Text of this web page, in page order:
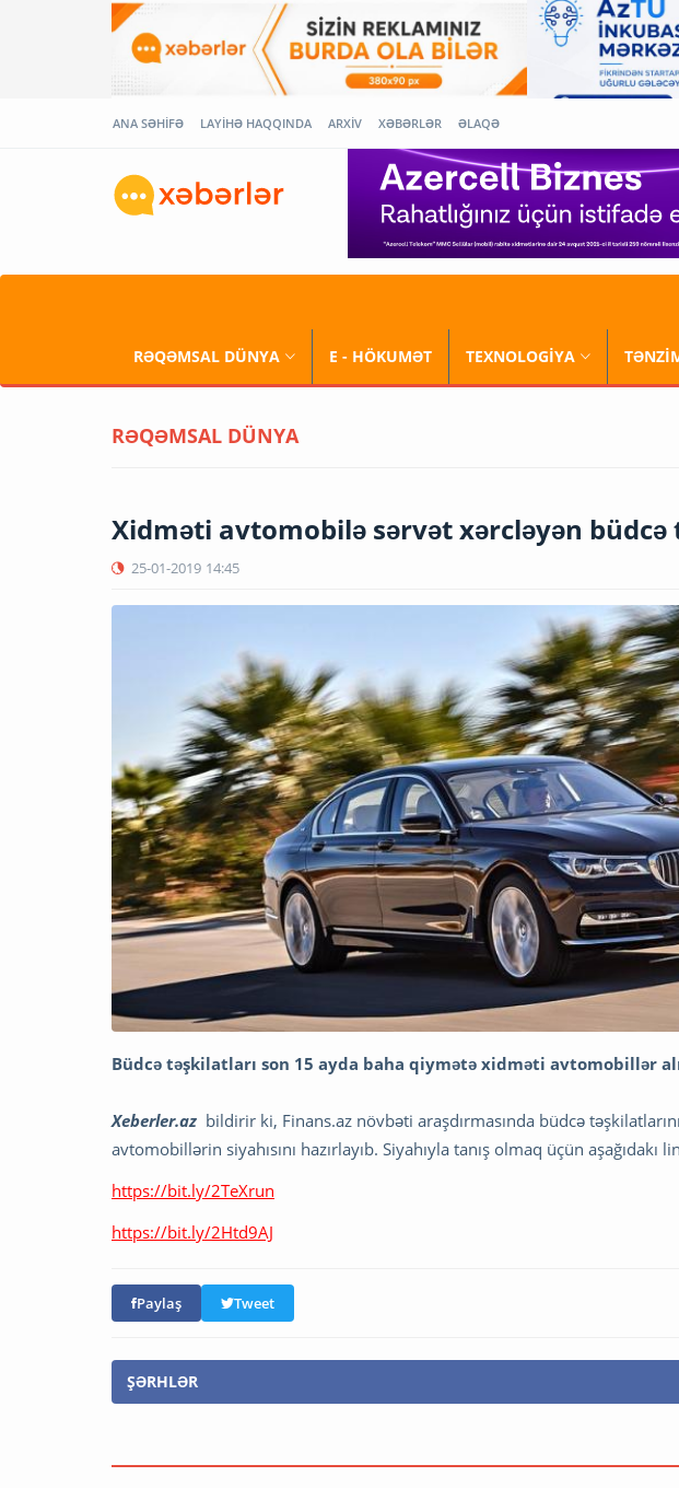
ANA SƏHİFƏ LAYİHƏ HAQQINDA ARXİV XƏBƏRLƏR ƏLAQƏ
RƏQƏMSAL DÜNYA E - HÖKUMƏT TEXNOLOGİYA
RƏQƏMSAL DÜNYA
Xidməti avtomobilə sərvət xərcləyən büdcə
25-01-2019 14:45
Büdcə təşkilatları son 15 ayda baha qiymətə xidməti avtomobillər
Xeberler.az bildirir ki, Finans.az növbəti araşdırmasında büdcə
avtomobillərin siyahısını hazırlayıb. Siyahıyla tanış olmaq üçün
https://bit.ly/2TeXrun
https://bit.ly/2Htd9AJ
Paylaş Tweet
ŞƏRHLƏR